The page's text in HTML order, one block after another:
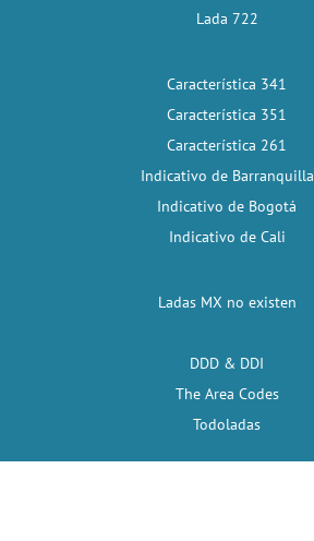
Lada 722
Característica 341
Característica 351
Característica 261
Indicativo de Barranquilla
Indicativo de Bogotá
Indicativo de Cali
Ladas MX no existen
DDD & DDI
The Area Codes
Todoladas